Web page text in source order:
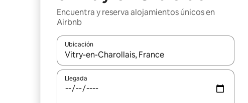
Encuentra y reserva alojamientos únicos en
Airbnb
Ubicación
Cuando los resultados estén disponibles, navega con
Llegada